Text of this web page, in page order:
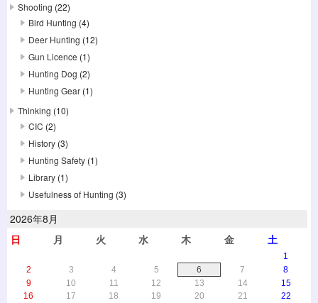
Shooting (22)
Bird Hunting (4)
Deer Hunting (12)
Gun Licence (1)
Hunting Dog (2)
Hunting Gear (1)
Thinking (10)
CIC (2)
History (3)
Hunting Safety (1)
Library (1)
Usefulness of Hunting (3)
2026年8月
日
月 火 水 木 金 土
1
2
3 4 5 6 7
8
9
10 11 12 13 14
15
16
17 18 19 20 21
22